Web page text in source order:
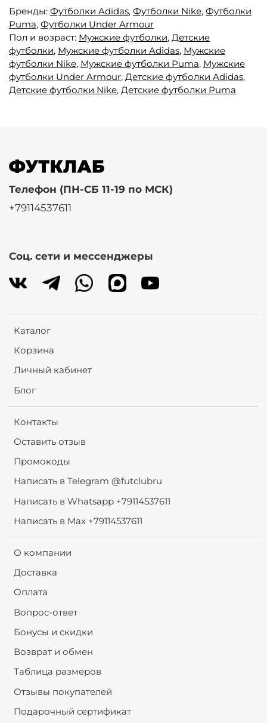
Бренды: Футболки Adidas, Футболки Nike, Футболки
Puma, Футболки Under Armour
Пол и возраст: Мужские футболки, Детские
футболки, Мужские футболки Adidas, Мужские
футболки Nike, Мужские футболки Puma, Мужские
футболки Under Armour, Детские футболки Adidas,
Детские футболки Nike, Детские футболки Puma
Каталог
Корзина
Личный кабинет
Блог
Контакты
Оставить отзыв
Промокоды
Написать в Telegram @futclubru
Написать в Whatsapp +79114537611
Написать в Max +79114537611
О компании
Доставка
Оплата
Вопрос-ответ
Бонусы и скидки
Возврат и обмен
Таблица размеров
Отзывы покупателей
Подарочный сертификат
Телефон (ПН-СБ 11-19 по МСК)
+79114537611
Соц. сети и мессенджеры